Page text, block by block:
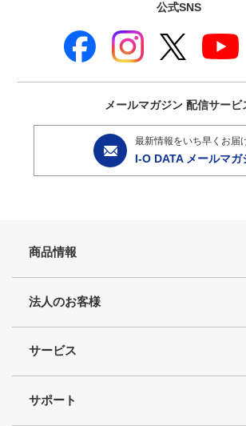
公式SNS
メールマガジン 配信サービ
最新情報をいち早くお届
I-O DATA メールマガ
商品情報
法人のお客様
サービス
サポート